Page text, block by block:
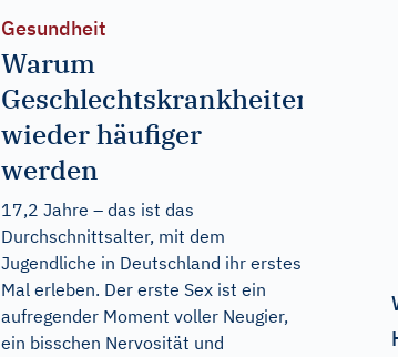
Gesundheit
Warum
Geschlechtskrankheiten
wieder häufiger
werden
17,2 Jahre – das ist das
Durchschnittsalter, mit dem
Jugendliche in Deutschland ihr erstes
Mal erleben. Der erste Sex ist ein
aufregender Moment voller Neugier,
ein bisschen Nervosität und